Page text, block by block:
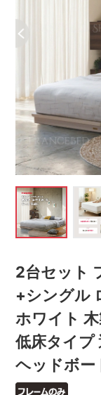
2台セット
+シングル
ホワイト
低床タイプ
ヘッドボー